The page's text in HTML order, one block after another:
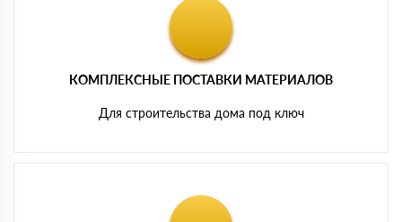
КОМПЛЕКСНЫЕ ПОСТАВКИ МАТЕРИАЛОВ
Для строительства дома под ключ